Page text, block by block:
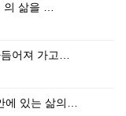
의 삶을 …
어져 가고…
에 있는 삶의…